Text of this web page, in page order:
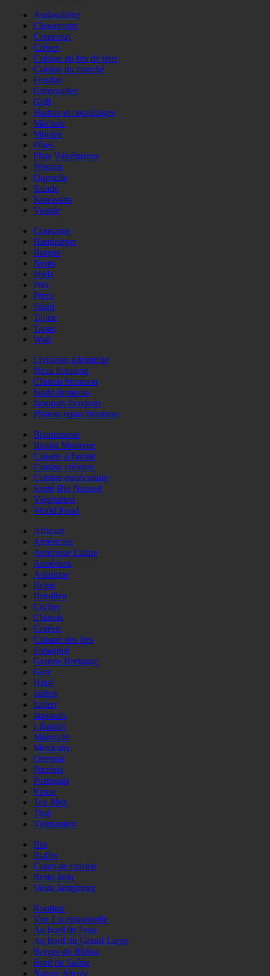
Andouillette
Choucroute
Couscous
Crêpes
Cuisine au feu de bois
Cuisine du marché
Fondue
Grenouilles
Grill
Huitres et coquillages
Mâchon
Moules
Pâtes
Plats Végétariens
Poisson
Quenelle
Salade
Saucisson
Viande
Couscous
Hamburger
Burger
Nems
Paëla
Phö
Pizza
Sushi
Tajine
Tapas
Wok
Livraison àdomicile
Pizza livraison
Chinois livraison
Sushi livraison
Japonais livraison
Plateau repas livraison
Bistronomie
Bistrot Moderne
Cuisine à l'azote
Cuisine créative
Cuisine moléculaire
Santé Bio Naturel
Végétarien
World Food
Africain
Américain
Amérique Latine
Arménien
Asiatique
Belge
Brésilien
Cacher
Chinois
Coréen
Cuisine des Iles
Espagnol
Grande Bretagne
Grec
Halal
Indien
Italien
Japonais
Libanais
Marocain
Mexicain
Oriental
Pizzéria
Portugais
Russe
Tex Mex
Thaï
Vietnamien
Bio
Buffet
Cours de cuisine
Resto àvin
Vente àemporter
Rooftop
Vue Exceptionnelle
Au bord de l'eau
Au bord du Grand Large
Berges du Rhône
Bord de Saône
Nature détente